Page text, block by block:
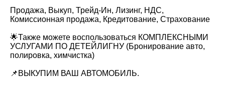
Продажа, Выкуп, Трейд-Ин, Лизинг, НДС,
Комиссионная продажа, Кредитование, Страхование
🌟Также можете воспользоваться КОМПЛЕКСНЫМИ
УСЛУГАМИ ПО ДЕТЕЙЛИГНУ (Бронирование авто,
полировка, химчистка)
📌ВЫКУПИМ ВАШ АВТОМОБИЛЬ.